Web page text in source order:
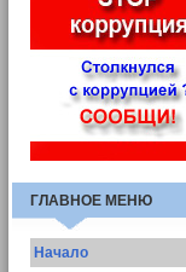
ГЛАВНОЕ МЕНЮ
Начало